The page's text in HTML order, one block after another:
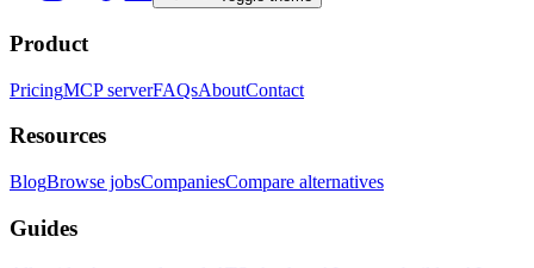
Product
PricingMCP serverFAQsAboutContact
Resources
BlogBrowse jobsCompaniesCompare alternatives
Guides